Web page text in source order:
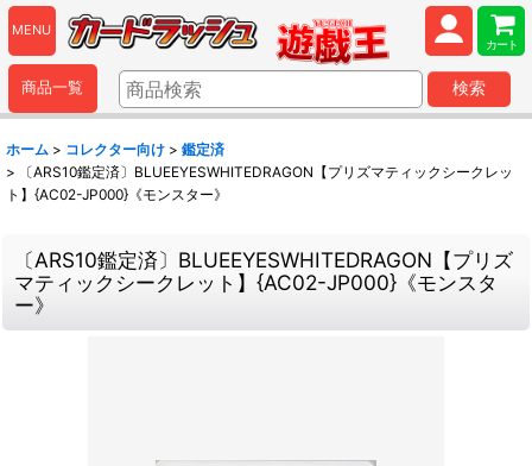
MENU
カート
商品一覧 検索
ホーム > コレクター向け > 鑑定済
>
〔ARS10鑑定済〕BLUEEYESWHITEDRAGON【プリズマティックシークレッ
ト】{AC02-JP000}《モンスター》
〔ARS10鑑定済〕BLUEEYESWHITEDRAGON【プリズ
マティックシークレット】{AC02-JP000}《モンスタ
ー》